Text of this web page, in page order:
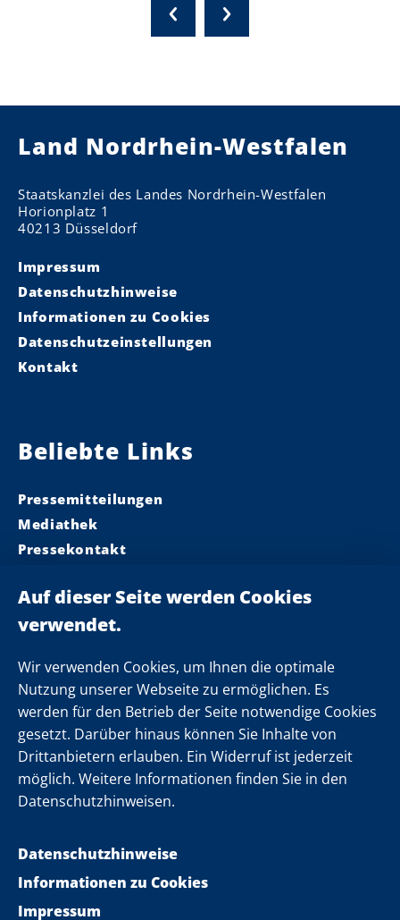
Wir verwenden Cookies, um Ihnen die optimale
Nutzung unserer Webseite zu ermöglichen. Es
werden für den Betrieb der Seite notwendige Cookies
gesetzt. Darüber hinaus können Sie Inhalte von
Drittanbietern erlauben. Ein Widerruf ist jederzeit
möglich. Weitere Informationen finden Sie in den
Datenschutzhinweisen.
Datenschutzhinweise
Impressum
Informationen zu Cookies
Land Nordrhein-Westfalen
Staatskanzlei des Landes Nordrhein-Westfalen
Horionplatz 1
40213 Düsseldorf
Impressum
Datenschutzhinweise
Informationen zu Cookies
Datenschutzeinstellungen
Kontakt
Beliebte Links
Pressemitteilungen
Mediathek
Pressekontakt
Landeskabinett
Einsamkeit
Folgen Sie uns